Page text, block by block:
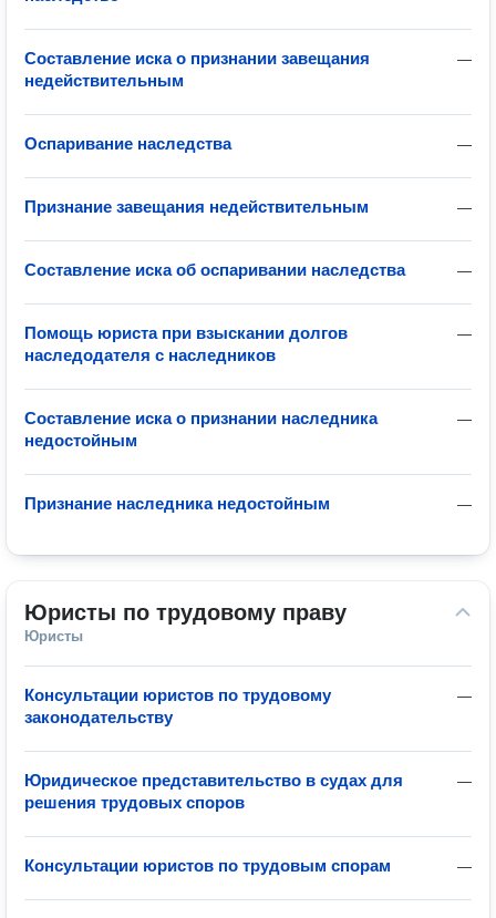
—
Составление иска о признании завещания
недействительным
—
Оспаривание наследства
—
Признание завещания недействительным
—
Составление иска об оспаривании наследства
—
Помощь юриста при взыскании долгов
наследодателя с наследников
—
Составление иска о признании наследника
недостойным
—
Признание наследника недостойным
Юристы по трудовому праву
Юристы
—
Консультации юристов по трудовому
законодательству
—
Юридическое представительство в судах для
решения трудовых споров
—
Консультации юристов по трудовым спорам